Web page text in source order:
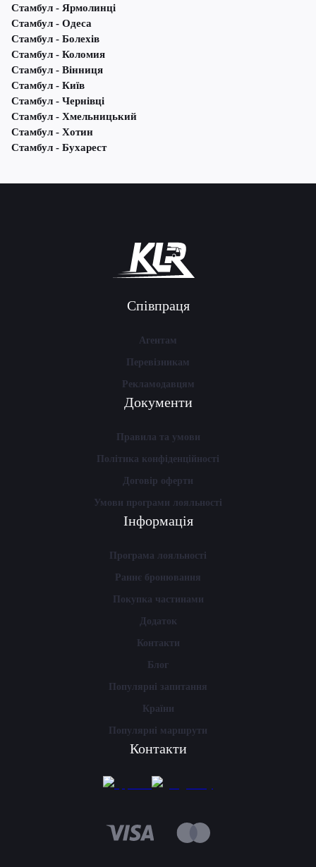
Стамбул - Ярмолинці
Стамбул - Одеса
Стамбул - Болехів
Стамбул - Коломия
Стамбул - Вінниця
Стамбул - Київ
Стамбул - Чернівці
Стамбул - Хмельницький
Стамбул - Хотин
Стамбул - Бухарест
Співпраця
Агентам
Перевізникам
Рекламодавцям
Документи
Правила та умови
Політика конфіденційності
Договір оферти
Умови програми лояльності
Інформація
Програма лояльності
Раннє бронювання
Покупка частинами
Додаток
Контакти
Блог
Популярні запитання
Країни
Популярні маршрути
Контакти